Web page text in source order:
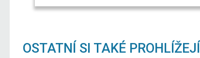
OSTATNÍ SI TAKÉ PROHLÍŽEJÍ